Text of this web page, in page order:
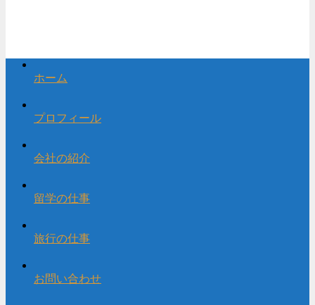
ホーム
プロフィール
会社の紹介
留学の仕事
旅行の仕事
お問い合わせ